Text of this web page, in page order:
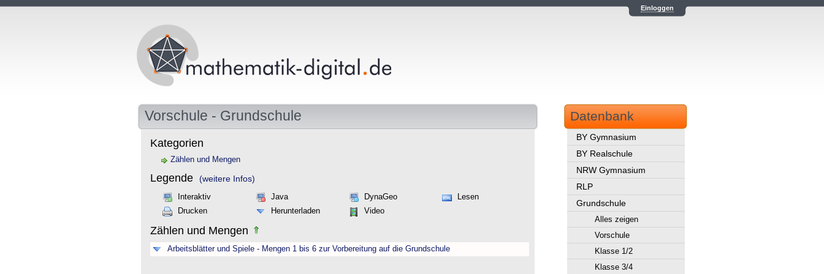
Einloggen
Vorschule - Grundschule
Kategorien
Zählen und Mengen
Legende (weitere Infos)
Interaktiv Java DynaGeo
Lesen
Drucken
Herunterladen Video
Zählen und Mengen
Arbeitsblätter und Spiele - Mengen 1 bis 6 zur Vorbereitung auf die Grundschule
Datenbank
BY Gymnasium
BY Realschule
NRW Gymnasium
RLP
Grundschule
Alles zeigen
Vorschule
Klasse 1/2
Klasse 3/4